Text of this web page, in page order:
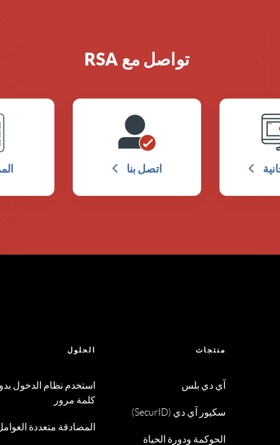
تواصل مع RSA
اتصل بنا
منتجات
آي دي بلس
سكيور آي دي (SecurID)
الحوكمة ودورة الحياة
الحلول
استخدم نظام الدخول
كلمة مرور
المصادقة متعددة